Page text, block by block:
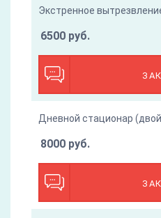
Экстренное
6500 руб.
Дневной стационар
8000 руб.